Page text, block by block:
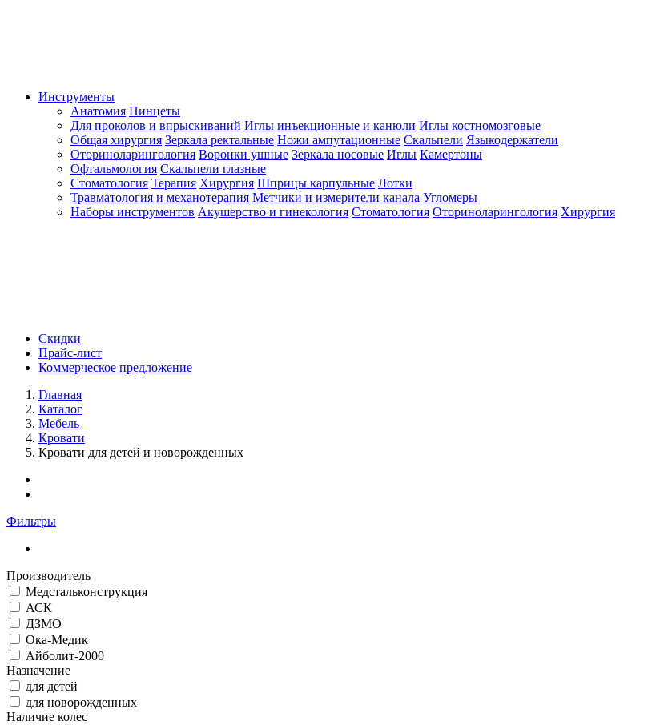
Инструменты
Анатомия Пинцеты
Для проколов и впрыскиваний Иглы инъекционные и канюли Иглы костномозговые
Общая хирургия Зеркала ректальные Ножи ампутационные Скальпели Языкодержатели
Оториноларингология Воронки ушные Зеркала носовые Иглы Камертоны
Офтальмология Скальпели глазные
Стоматология Терапия Хирургия Шприцы карпульные Лотки
Травматология и механотерапия Метчики и измерители канала Угломеры
Наборы инструментов Акушерство и гинекология Стоматология Оториноларингология Хирургия
Скидки
Прайс-лист
Коммерческое предложение
Главная
Каталог
Мебель
Кровати
Кровати для детей и новорожденных
Фильтры
Производитель
Медстальконструкция
АСК
ДЗМО
Ока-Медик
Айболит-2000
Назначение
для детей
для новорожденных
Наличие колес